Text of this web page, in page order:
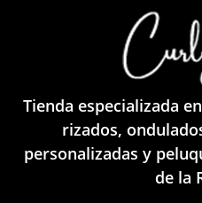
Tienda especializada
rizados,
personalizadas y
de la